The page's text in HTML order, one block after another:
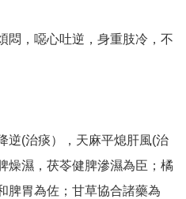
悶，噁心吐逆，身重肢冷，不
逆(治痰），天麻平熄肝風(治
燥濕，茯苓健脾滲濕為臣；橘
脾胃為佐；甘草協合諸藥為